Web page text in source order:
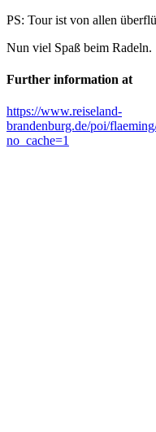
PS: Tour ist von allen
Nun viel Spaß beim Radeln.
Further information at
https://www.reiseland-
brandenburg.de/poi/
no_cache=1